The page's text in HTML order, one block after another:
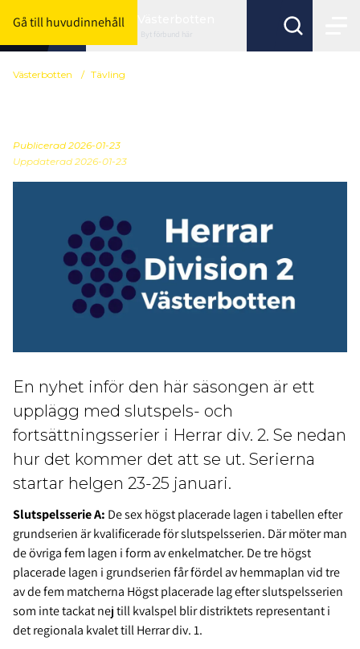
Gå till huvudinnehåll
Byt förbund här
Västerbotten / Tävling
Publicerad 2026-01-23
Uppdaterad 2026-01-23
En nyhet inför den här säsongen är ett
upplägg med slutspels- och
fortsättningsserier i Herrar div. 2. Se nedan
hur det kommer det att se ut. Serierna
startar helgen 23-25 januari.
Slutspelsserie A: De sex högst placerade lagen i tabellen efter
grundserien är kvalificerade för slutspelsserien. Där möter man
de övriga fem lagen i form av enkelmatcher. De tre högst
placerade lagen i grundserien får fördel av hemmaplan vid tre
av de fem matcherna Högst placerade lag efter slutspelsserien
som inte tackat nej till kvalspel blir distriktets representant i
det regionala kvalet till Herrar div. 1.